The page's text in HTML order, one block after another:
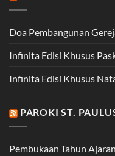
Doa Pembangunan
Infinita Edisi Khusus
Infinita Edisi Khusus
PAROKI ST.
Pembukaan Tahun